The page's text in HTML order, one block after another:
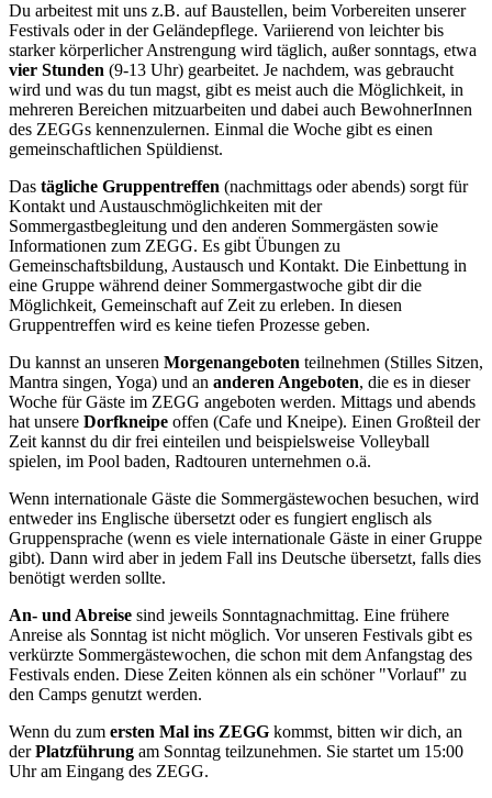
Du arbeitest mit uns z.B. auf Baustellen, beim Vorbereiten unserer
Festivals oder in der Geländepflege. Variierend von leichter bis
starker körperlicher Anstrengung wird täglich, außer sonntags, etwa
vier Stunden (9-13 Uhr) gearbeitet. Je nachdem, was gebraucht
wird und was du tun magst, gibt es meist auch die Möglichkeit, in
mehreren Bereichen mitzuarbeiten und dabei auch BewohnerInnen
des ZEGGs kennenzulernen. Einmal die Woche gibt es einen
gemeinschaftlichen Spüldienst.
Das tägliche Gruppentreffen (nachmittags oder abends) sorgt für
Kontakt und Austauschmöglichkeiten mit der
Sommergastbegleitung und den anderen Sommergästen sowie
Informationen zum ZEGG. Es gibt Übungen zu
Gemeinschaftsbildung, Austausch und Kontakt. Die Einbettung in
eine Gruppe während deiner Sommergastwoche gibt dir die
Möglichkeit, Gemeinschaft auf Zeit zu erleben. In diesen
Gruppentreffen wird es keine tiefen Prozesse geben.
Du kannst an unseren Morgenangeboten teilnehmen (Stilles Sitzen,
Mantra singen, Yoga) und an anderen Angeboten, die es in dieser
Woche für Gäste im ZEGG angeboten werden. Mittags und abends
hat unsere Dorfkneipe offen (Cafe und Kneipe). Einen Großteil der
Zeit kannst du dir frei einteilen und beispielsweise Volleyball
spielen, im Pool baden, Radtouren unternehmen o.ä.
Wenn internationale Gäste die Sommergästewochen besuchen, wird
entweder ins Englische übersetzt oder es fungiert englisch als
Gruppensprache (wenn es viele internationale Gäste in einer Gruppe
gibt). Dann wird aber in jedem Fall ins Deutsche übersetzt, falls dies
benötigt werden sollte.
An- und Abreise sind jeweils Sonntagnachmittag. Eine frühere
Anreise als Sonntag ist nicht möglich. Vor unseren Festivals gibt es
verkürzte Sommergästewochen, die schon mit dem Anfangstag des
Festivals enden. Diese Zeiten können als ein schöner "Vorlauf" zu
den Camps genutzt werden.
Wenn du zum ersten Mal ins ZEGG kommst, bitten wir dich, an
derPlatzführung am Sonntag teilzunehmen. Sie startet um 15:00
Uhr am Eingang des ZEGG.